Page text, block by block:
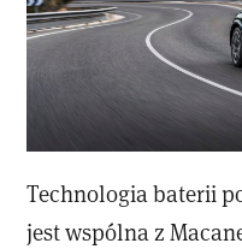
Technologia baterii
jest wspólna z